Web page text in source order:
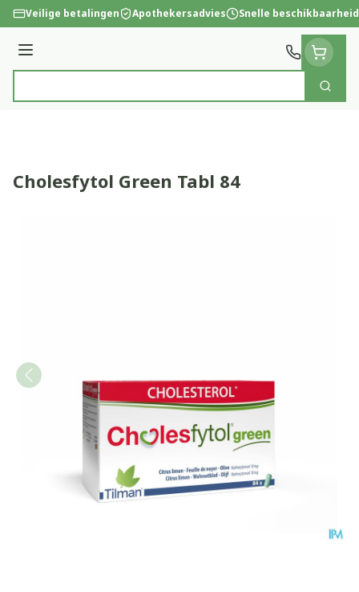
Ga naar de inhoud
Veilige betalingen Apothekersadvies Snelle beschikbaarheid
Menu
Zoek
Cholesfytol Green Tabl 84